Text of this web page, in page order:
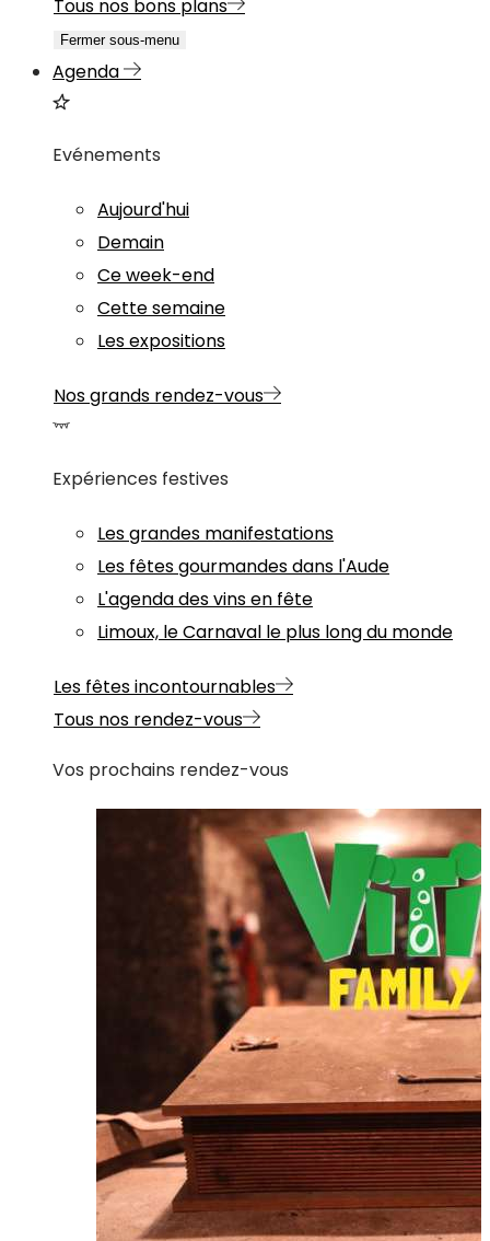
Tous nos bons plans
Fermer sous-menu
Agenda
Evénements
Aujourd'hui
Demain
Ce week-end
Cette semaine
Les expositions
Nos grands rendez-vous
Expériences festives
Les grandes manifestations
Les fêtes gourmandes dans l'Aude
L'agenda des vins en fête
Limoux, le Carnaval le plus long du monde
Les fêtes incontournables
Tous nos rendez-vous
Vos prochains rendez-vous